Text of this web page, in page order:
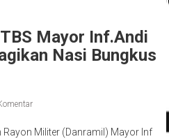
Mayor Inf.Andi
Nasi Bungkus
Militer (Danramil) Mayor Inf